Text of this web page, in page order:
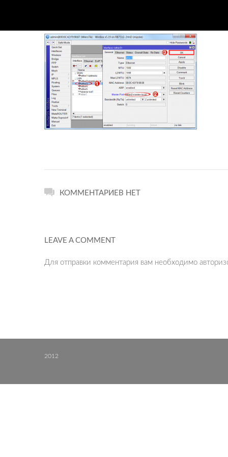
КОММЕНТАРИЕВ НЕТ
LEAVE A COMMENT
Для отправки комментария вам необходимо
2012